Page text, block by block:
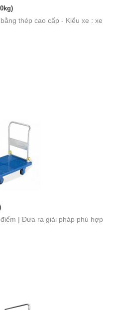
thép cao cấp - Kiểu xe : xe
| Đưa ra giải pháp phù hợp